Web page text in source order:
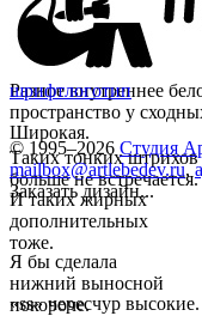
Разное внутреннее
пространство у
Широкая.
Таких тонких штрихов
больше не встречается.
И таких жирных
дополнительных
тоже.
Я бы сделала
нижний выносной
покороче.
«ss» чересчур высокие.
шрифтлоготип
© 1995–2026 Студия
mailbox@artlebedev.ru,
Заказать дизайн...